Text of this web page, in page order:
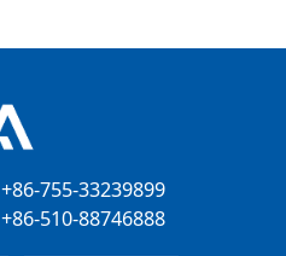
+86-755-33239899
+86-510-88746888